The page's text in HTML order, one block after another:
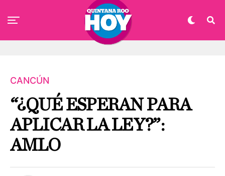
CANCÚN
“¿QUÉ ESPERAN PARA
APLICAR LA LEY?”:
AMLO